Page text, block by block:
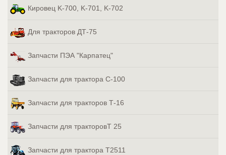
Кировец K-700, K-701, K-702
Для тракторов ДТ-75
Запчасти ПЭА "Карпатец"
Запчасти для трактора С-100
Запчасти для тракторов Т-16
Запчасти для тракторовТ 25
Запчасти для трактора Т2511